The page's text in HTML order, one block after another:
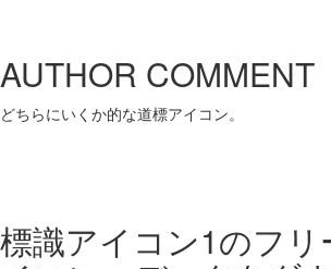
AUTHOR COMMENT
どちらにいくか的な道標アイコン。
標識アイコン1のフリ